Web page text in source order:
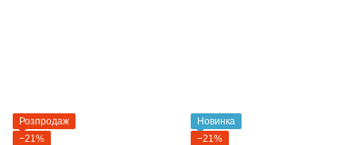
Розпродаж
−21%
Новинка
−21%